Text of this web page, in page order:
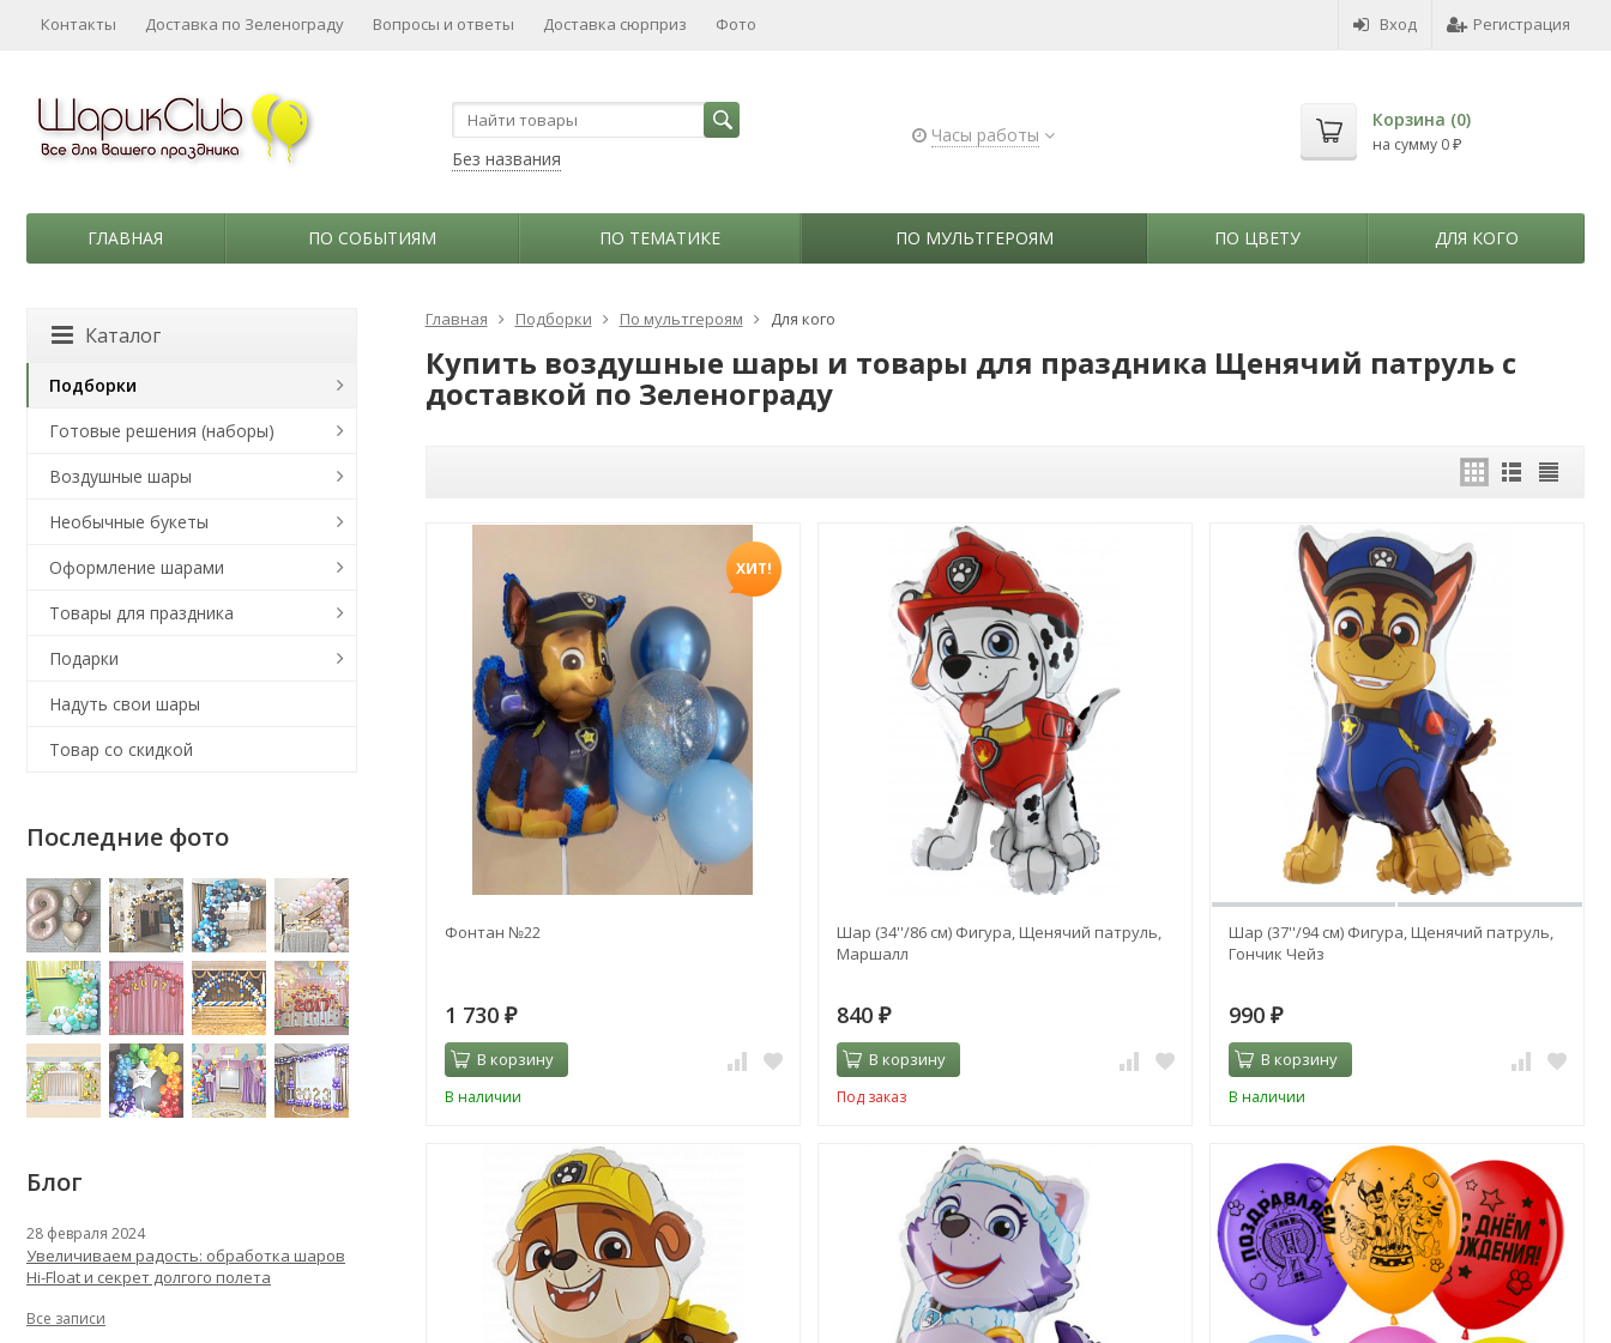
Вход Регистрация
Контакты Доставка по Зеленограду Вопросы и ответы Доставка сюрприз Фото
Без названия
Часы работы
Корзина (0)
на сумму 0 ₽
ГЛАВНАЯ ПО СОБЫТИЯМ ПО ТЕМАТИКЕ ПО МУЛЬТГЕРОЯМ ПО ЦВЕТУ ДЛЯ КОГО
Главная Подборки По мультгероям Для кого
Купить воздушные шары и товары для праздника Щенячий патруль с
доставкой по Зеленограду
ХИТ!
Фонтан №22
1 730 ₽
В корзину
В наличии
Шар (34''/86 см) Фигура, Щенячий патруль,
Маршалл
840 ₽
В корзину
Под заказ
Шар (37''/94 см) Фигура, Щенячий патруль,
Гончик Чейз
990 ₽
В корзину
В наличии
Каталог
Подборки
Готовые решения (наборы)
Воздушные шары
Необычные букеты
Оформление шарами
Товары для праздника
Подарки
Надуть свои шары
Товар со скидкой
Последние фото
Блог
28 февраля 2024
Увеличиваем радость: обработка шаров
Hi-Float и секрет долгого полета
Все записи